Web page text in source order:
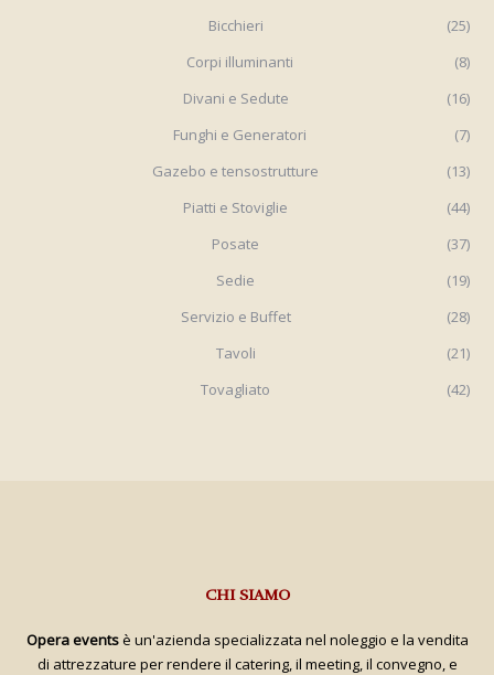
Bicchieri
(25)
Corpi illuminanti
(8)
Divani e Sedute
(16)
Funghi e Generatori
(7)
Gazebo e tensostrutture
(13)
Piatti e Stoviglie
(44)
Posate
(37)
Sedie
(19)
Servizio e Buffet
(28)
Tavoli
(21)
Tovagliato
(42)
CHI SIAMO
Opera eventsè un'azienda specializzata nel noleggio e la vendita
di attrezzature per rendere il catering, il meeting, il convegno, e